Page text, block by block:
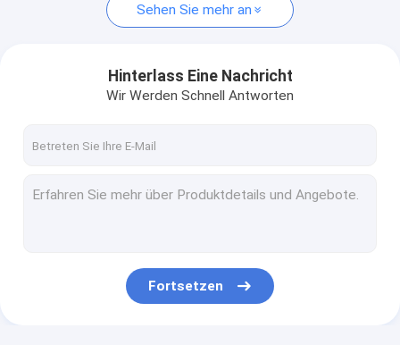
GI Draht-Netzherstellungs-Maschine
Drahtgeraderichten und -Schneidemaschine
Verstärkung des MaschenSchweißgeräts
Rollenmaschen-Schweißgerät
Sehen Sie mehr an
Hinterlass Eine Nachricht
Wir Werden Schnell Antworten
Fortsetzen